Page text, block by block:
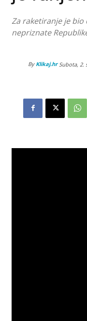
Za raketiranje je
nepriznate
By Klikaj.hr Subota, 2.